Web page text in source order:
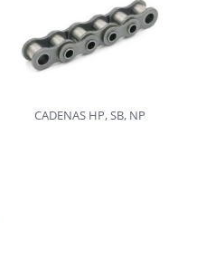
CADENAS HP, SB, NP